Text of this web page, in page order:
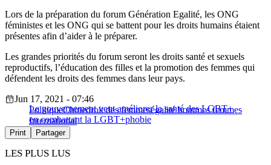
Lors de la préparation du forum Génération Egalité, les ONG
féministes et les ONG qui se battent pour les droits humains étaient
présentes afin d’aider à le préparer.
Les grandes priorités du forum seront les droits santé et sexuels
reproductifs, l’éducation des filles et la promotion des femmes qui
défendent les droits des femmes dans leur pays.
Le gouvernement veut améliorer la santé des LGBT+
en combattant la LGBT+phobie
Jun 17, 2021 - 07:46
PolitiqueChinedroit des femmeségalité hommes femmes
International
Print Partager
LES PLUS LUS